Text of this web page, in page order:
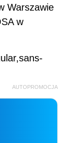
Warszawie
w
AUTOPROMOCJA